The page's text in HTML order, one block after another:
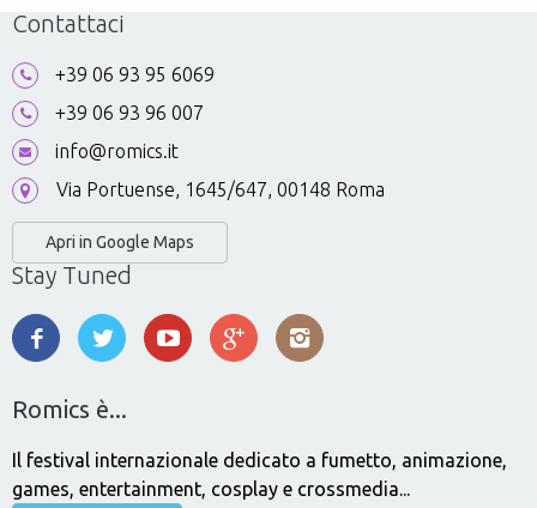
Contattaci
+39 06 93 95 6069
+39 06 93 96 007
info@romics.it
Via Portuense, 1645/647, 00148 Roma
Apri in Google Maps
Stay Tuned
Romics è...
Il festival internazionale dedicato a fumetto, animazione,
games, entertainment, cosplay e crossmedia...